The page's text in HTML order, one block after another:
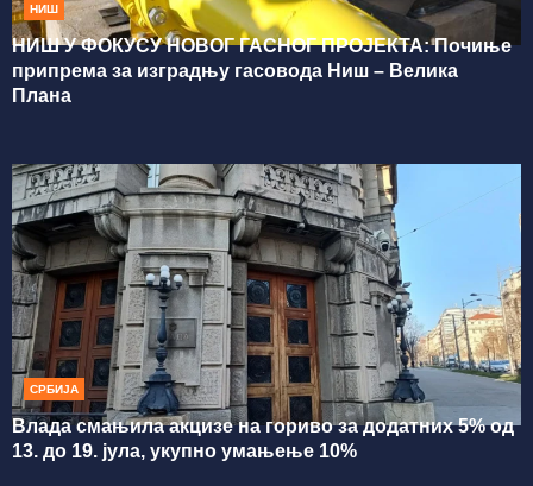
НИШ
НИШ У ФОКУСУ НОВОГ ГАСНОГ ПРОЈЕКТА: Почиње
припрема за изградњу гасовода Ниш – Велика
Плана
СРБИЈА
Влада смањила акцизе на гориво за додатних 5% од
13. до 19. јула, укупно умањење 10%